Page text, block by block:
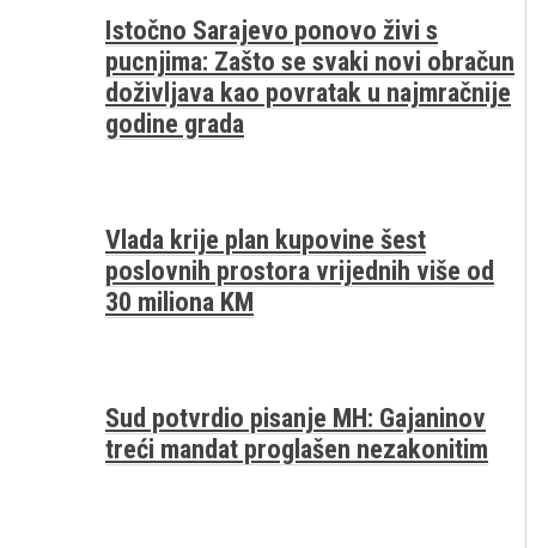
Istočno Sarajevo ponovo živi s
pucnjima: Zašto se svaki novi obračun
doživljava kao povratak u najmračnije
godine grada
Vlada krije plan kupovine šest
poslovnih prostora vrijednih više od
30 miliona KM
Sud potvrdio pisanje MH: Gajaninov
treći mandat proglašen nezakonitim